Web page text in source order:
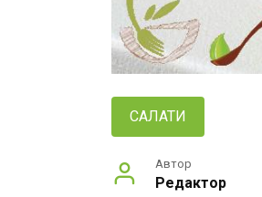
САЛАТИ
Автор
Редактор